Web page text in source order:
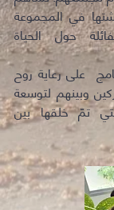
في المجموعة
حول الحياة
على رعاية روح
وبينهم لتوسعة
تمّ خلقها بين